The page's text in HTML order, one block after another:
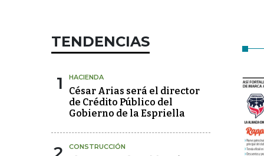
TENDENCIAS
1 HACIENDA
César Arias será el director
de Crédito Público del
Gobierno de la Espriella
CONSTRUCCIÓN